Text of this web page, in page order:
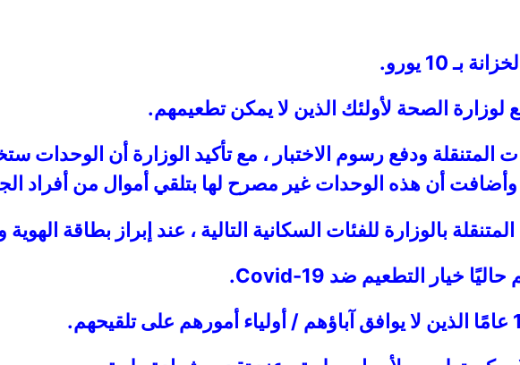
10 يورو.
لوزارة الصحة لأولئك الذين لا يمكن تطعيمهم.
المتنقلة ودفع رسوم الاختبار ، مع تأكيد الوزارة أن الوحدات
وأضافت أن هذه الوحدات غير مصرح لها بتلقي أموال من أفراد
بالوزارة للفئات السكانية التالية ، عند إبراز بطاقة الهوية